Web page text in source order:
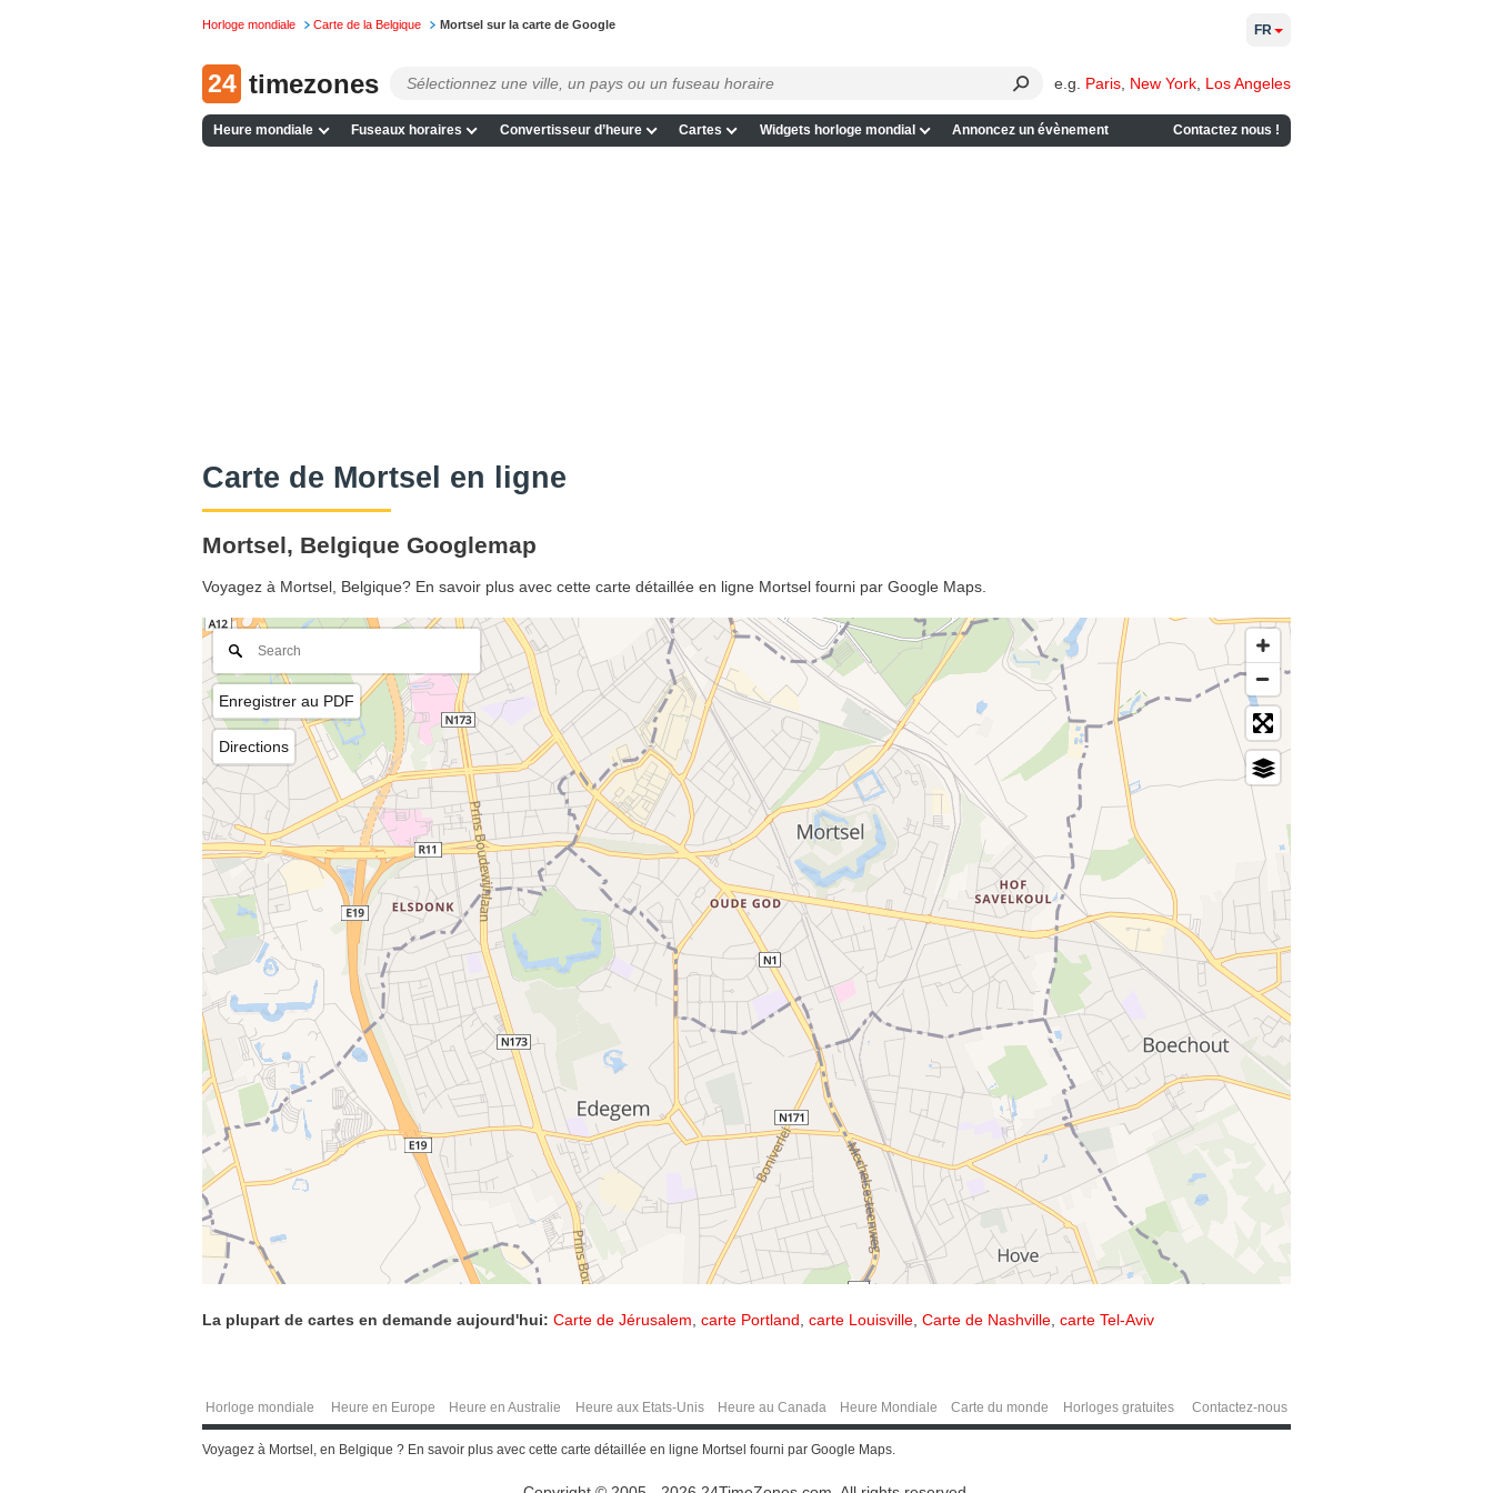
Horloge mondiale Carte de la Belgique Mortsel sur la carte de Google
24 timezones e.g. Paris New York Los Angeles
Heure mondiale Fuseaux horaires Convertisseur d’heure Cartes Widgets horloge mondial Annoncez un évènement Contactez nous !
FR
Сarte de Mortsel en ligne
Mortsel, Belgique Googlemap
Voyagez à Mortsel, Belgique? En savoir plus avec cette carte détaillée en ligne Mortsel fourni par Google Maps.
Enregistrer au PDF
Directions
La plupart de cartes en demande aujourd'hui: Carte de Jérusalem carte Portland carte Louisville Carte de Nashville carte Tel-Aviv
Horloge mondiale Heure en Europe Heure en Australie Heure aux Etats-Unis Heure au Canada Heure Mondiale Carte du monde Horloges gratuites Contactez-nous
Voyagez à Mortsel, en Belgique ? En savoir plus avec cette carte détaillée en ligne Mortsel fourni par Google Maps.